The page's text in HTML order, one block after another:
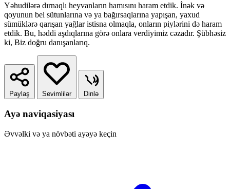
Yəhudilərə dırnaqlı heyvanların hamısını haram etdik. İnək və
qoyunun bel sütunlarına və ya bağırsaqlarına yapışan, yaxud
sümüklərə qarışan yağlar istisna olmaqla, onların piylərini də haram
etdik. Bu, həddi aşdıqlarına görə onlara verdiyimiz cəzadır. Şübhəsiz
ki, Biz doğru danışanlarıq.
Paylaş Sevimlilər Dinlə
Ayə naviqasiyası
Əvvəlki və ya növbəti ayəyə keçin